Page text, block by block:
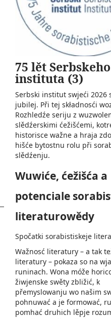
75 lět Serbskeho
instituta (3)
Serbski institut swjeći 2026
jubilej. Při tej składnosći
Rozhledźe seriju z
slědźerskimi ćežišćemi,
historisce wažne a hraja
hišće bytostnu rolu při
slědźenju.
Wuwiće, ćežišća a
potenciale
literaturowědy
Spočatki sorabistiskeje
Wažnosć literatury – a tak
literatury – pokaza so na
runinach. Wona móže
žiwjenske swěty zbližić, k
přemyslowanju wo našim
pohnuwać a je formować,
pomhać druhich lěpje